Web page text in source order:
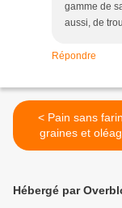
gamme de
aussi, de
Répondre
< Pain sans farine aux
graines et
Hébergé par